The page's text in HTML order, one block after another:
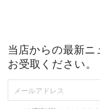
当店からの最新
お受取ください。